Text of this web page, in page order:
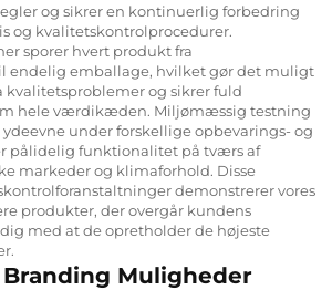
og sikrer en kontinuerlig forbedring
og kvalitetskontrolprocedurer.
sporer hvert produkt fra
endelig emballage, hvilket gør det muligt
kvalitetsproblemer og sikrer fuld
hele værdikæden. Miljømæssig testning
under forskellige opbevarings- og
pålidelig funktionalitet på tværs af
markeder og klimaforhold. Disse
demonstrerer vores
produkter, der overgår kundens
med at de opretholder de højeste
Muligheder